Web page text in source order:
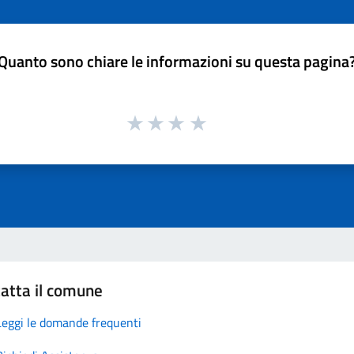
sono chiare le informazioni su questa
il comune
le domande frequenti